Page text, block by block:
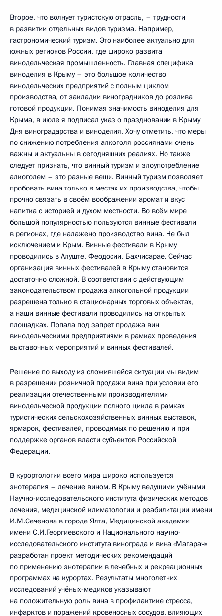
Второе, что волнует туристскую отрасль, – трудности
в развитии отдельных видов туризма. Например,
гастрономический туризм. Это наиболее актуально для
южных регионов России, где широко развита
винодельческая промышленность. Главная специфика
виноделия в Крыму – это большое количество
винодельческих предприятий с полным циклом
производства, от закладки виноградников до розлива
готовой продукции. Понимая значимость виноделия для
Крыма, в июле я подписал указ о праздновании в Крыму
Дня виноградарства и виноделия. Хочу отметить, что меры
по снижению потребления алкоголя россиянами очень
важны и актуальны в сегодняшних реалиях. Но также
следует признать, что винный туризм и злоупотребление
алкоголем – это разные вещи. Винный туризм позволяет
пробовать вина только в местах их производства, чтобы
прочно связать в своём воображении аромат и вкус
напитка с историей и духом местности. Во всём мире
большой популярностью пользуются винные фестивали
в регионах, где налажено производство вина. Не был
исключением и Крым. Винные фестивали в Крыму
проводились в Алуште, Феодосии, Бахчисарае. Сейчас
организация винных фестивалей в Крыму становится
достаточно сложной. В соответствии с действующим
законодательством продажа алкогольной продукции
разрешена только в стационарных торговых объектах,
а наши винные фестивали проводились на открытых
площадках. Попала под запрет продажа вин
винодельческими предприятиями в рамках проведения
выставочных мероприятий и винных фестивалей.
Решение по выходу из сложившейся ситуации мы видим
в разрешении розничной продажи вина при условии его
реализации отечественными производителями
винодельческой продукции полного цикла в рамках
туристических сельскохозяйственных винных выставок,
ярмарок, фестивалей, проводимых по решению и при
поддержке органов власти субъектов Российской
Федерации.
В курортологии всего мира широко используется
энотерапия – лечение вином. В Крыму ведущими учёными
Научно-исследовательского института физических методов
лечения, медицинской климатологии и реабилитации имени
И.М.Сеченова в городе Ялта, Медицинской академии
имени С.И.Георгиевского и Национального научно-
исследовательского института винограда и вина «Магарач»
разработан проект методических рекомендаций
по применению энотерапии в лечебных и рекреационных
программах на курортах. Результаты многолетних
исследований учёных-медиков указывают
на положительную роль вина в профилактике стресса,
инфарктов и поражений кровеносных сосудов, влияющих